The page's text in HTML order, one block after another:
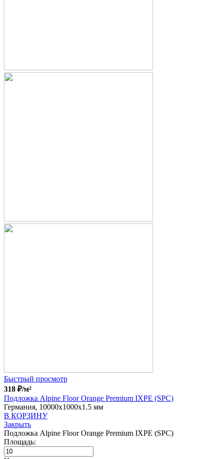
Быстрый просмотр
318 ₽/м²
Подложка Alpine Floor Orange Premium IXPE (SPC)
Германия, 10000x1000x1.5 мм
В КОРЗИНУ
Закрыть
Подложка Alpine Floor Orange Premium IXPE (SPC)
Площадь: